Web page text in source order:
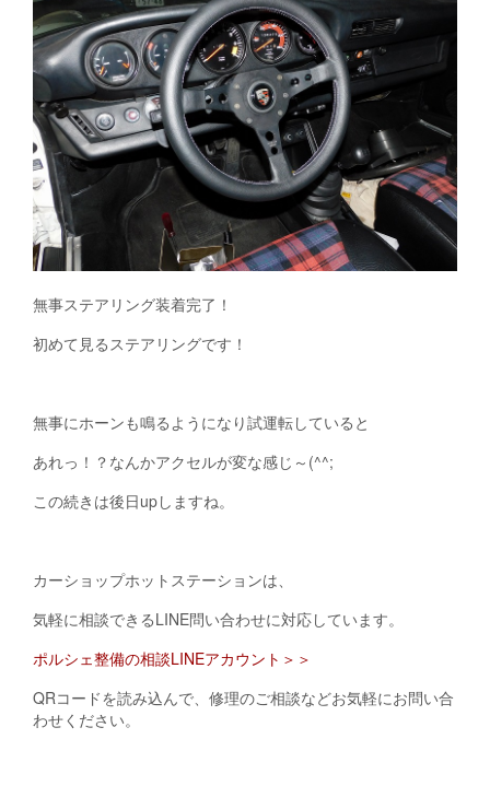
無事ステアリング装着完了！
初めて見るステアリングです！
無事にホーンも鳴るようになり試運転していると
あれっ！？なんかアクセルが変な感じ～(^^;
この続きは後日upしますね。
カーショップホットステーションは、
気軽に相談できるLINE問い合わせに対応しています。
ポルシェ整備の相談LINEアカウント＞＞
QRコードを読み込んで、修理のご相談などお気軽にお問い合
わせください。